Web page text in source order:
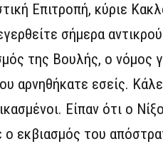
Επιτροπή, κύριε
σήμερα
της Βουλής, ο νόμος
αρνηθήκατε εσείς.
Είπαν ότι ο
εκβιασμός του